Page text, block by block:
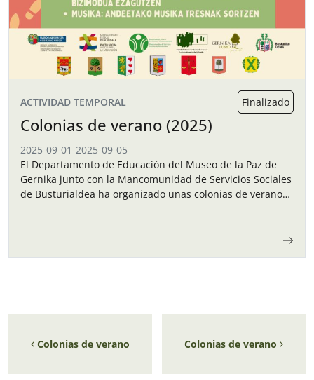
ACTIVIDAD TEMPORAL Finalizado
Colonias de verano (2025)
2025-09-01-2025-09-05
El Departamento de Educación del Museo de la Paz de
Gernika junto con la Mancomunidad de Servicios Sociales
de Busturialdea ha organizado unas colonias de verano
Navegación de entradas
Colonias de verano Colonias de verano